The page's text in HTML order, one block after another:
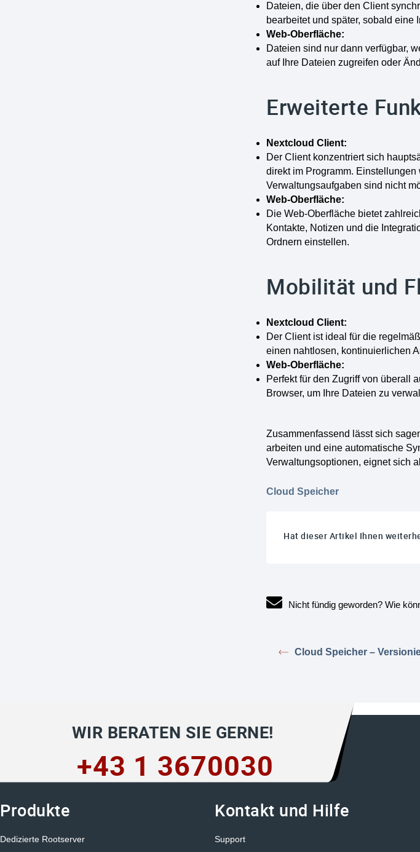
Dateien, die über den Client
bearbeitet und später, sobald
Web-Oberfläche:
Dateien sind nur dann verfügbar,
auf Ihre Dateien zugreifen oder
Erweiterte
Nextcloud Client:
Der Client konzentriert sich
direkt im Programm.
Verwaltungsaufgaben sind nicht
Web-Oberfläche:
Die Web-Oberfläche bietet
Kontakte, Notizen und die
Ordnern einstellen.
Mobilität und
Nextcloud Client:
Der Client ist ideal für die
einen nahtlosen, kontinuierlichen
Web-Oberfläche:
Perfekt für den Zugriff von überall
Browser, um Ihre Dateien zu
Zusammenfassend lässt sich
arbeiten und eine automatische
Verwaltungsoptionen, eignet sich
Cloud Speicher
Hat dieser Artikel Ihnen
Nicht fündig geworden? Wie
Cloud Speicher –
WIR BERATEN SIE GERNE!
+43 1 3670030
Produkte
Dedizierte Rootserver
Kontakt und Hilfe
Support